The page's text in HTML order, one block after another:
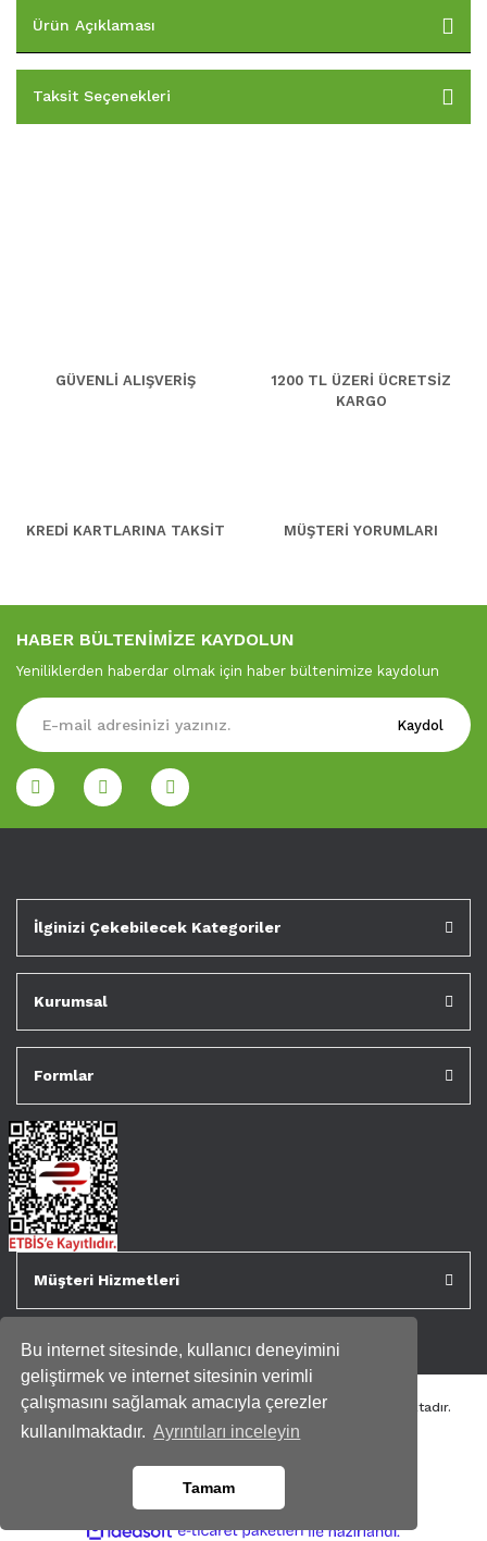
Bu internet sitesinde, kullanıcı deneyimini
geliştirmek ve internet sitesinin verimli
çalışmasını sağlamak amacıyla çerezler
kullanılmaktadır. Ayrıntıları inceleyin
Tamam
Ürün Açıklaması
Taksit Seçenekleri
GÜVENLİ ALIŞVERİŞ
1200 TL ÜZERİ ÜCRETSİZ
KARGO
KREDİ KARTLARINA TAKSİT MÜŞTERİ YORUMLARI
HABER BÜLTENİMİZE KAYDOLUN
Yeniliklerden haberdar olmak için haber bültenimize kaydolun
Kaydol
İlginizi Çekebilecek Kategoriler
Kurumsal
Formlar
Müşteri Hizmetleri
Tüm kredi kartı bilgileriniz 256bit SSL Sertifikası ile korunmaktadır.
Genispencere.com Tüm Hakları Saklıdır.
ideasoft e- ile